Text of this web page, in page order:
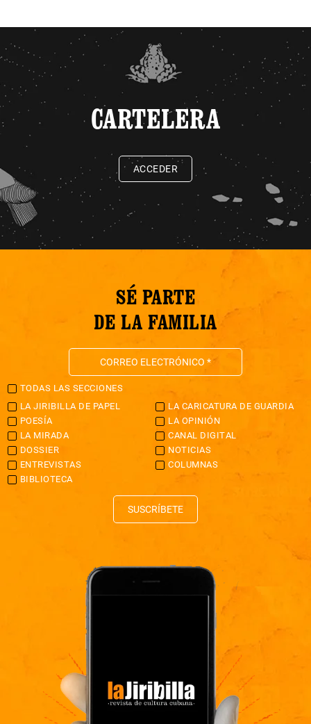
CARTELERA
ACCEDER
SÉ PARTE
DE LA FAMILIA
TODAS LAS SECCIONES
LA JIRIBILLA DE PAPEL
LA CARICATURA DE GUARDIA
POESÍA
LA OPINIÓN
LA MIRADA
CANAL DIGITAL
DOSSIER
NOTICIAS
ENTREVISTAS
COLUMNAS
BIBLIOTECA
SUSCRÍBETE